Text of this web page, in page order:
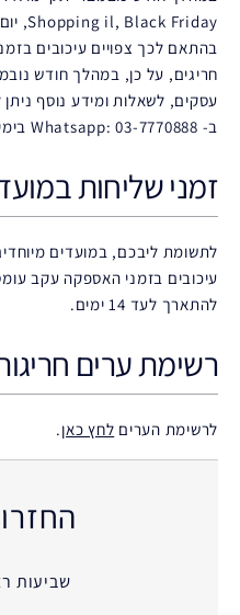
Shopping il, Black Friday, יום הרווקים הסיני ו-Cyber Monday.
בהתאם לכך צפויים עיכובים
עסקים, לשאלות ומידע נוסף
ב- Whatsapp: 03-7770888 בימים א-ה בין השעות 9:00-16:00
זמני שליחות
לתשומת ליבכם, במועדים
עיכובים בזמני האספקה עקב
להתארך לעד 14 ימים.
רשימת ערים
לרשימת הערים לחץ כאן.
שביעות